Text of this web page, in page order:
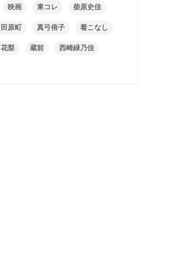
映画 東コレ 柴原史佳
田原町 真弓侑子 着こなし
花梨 蔵前 西崎緑乃佳